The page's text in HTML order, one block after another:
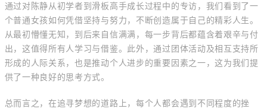
通过对陈静从初学者到滑板高手成长过程中的专访，我们看到了一
个普通女孩如何凭借坚持与努力，不断创造属于自己的精彩人生。
从最初懵懂无知，到后来自信满满，每一步背后都蕴含着艰辛与付
出，这值得所有人学习与借鉴。此外，通过团体活动及相互支持所
形成的人际关系，也是推动个人进步的重要因素之一，这为我们提
供了一种良好的思考方式。
总而言之，在追寻梦想的道路上，每个人都会遇到不同程度的挫